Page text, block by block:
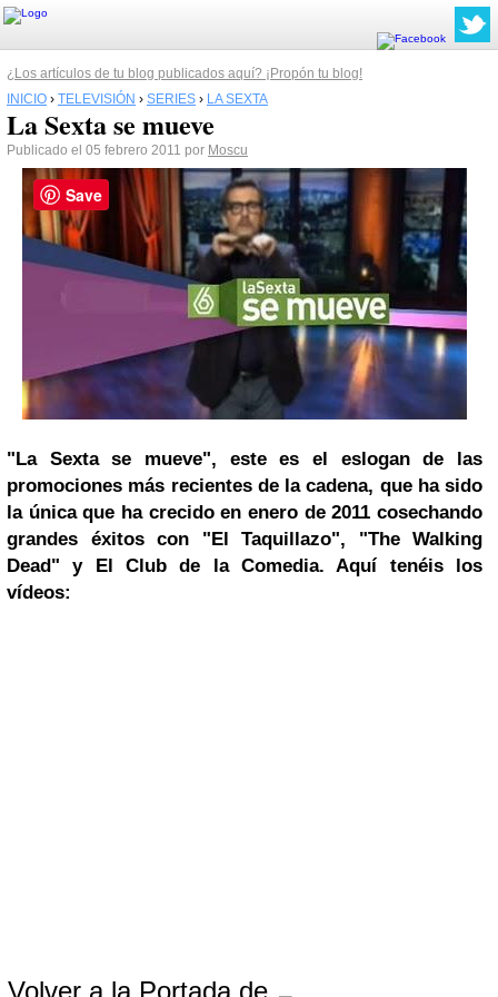
¿Los artículos de tu blog publicados aquí? ¡Propón tu blog!
INICIO › TELEVISIÓN › SERIES › LA SEXTA
La Sexta se mueve
Publicado el 05 febrero 2011 por Moscu
"La Sexta se mueve", este es el eslogan de las
promociones más recientes de la cadena, que ha sido
la única que ha crecido en enero de 2011 cosechando
grandes éxitos con "El Taquillazo", "The Walking
Dead" y El Club de la Comedia. Aquí tenéis los
vídeos:
Volver a la Portada de
Save